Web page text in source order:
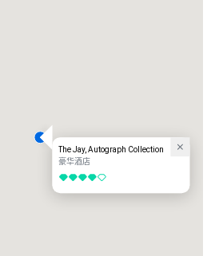
The Jay, Autograph Collection
豪华酒店
4/5